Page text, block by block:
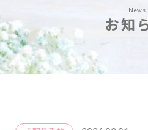
News
お知